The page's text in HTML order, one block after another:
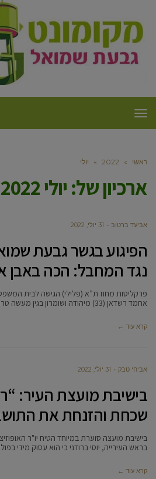
תפריט
ראשי »
2022
» יולי
ארכיון של:יולי 2022
אביעד ברטוב 31 יולי, 2022
הפיגוע בגשר גבעת
נגד המחבל: הכה באבן
פרקליטות מחוז ת”א (פלילי) הגישה לבית
אחמד רשדאן (33) מיהודה ושומרון בגין מעשה טרור
קרא עוד ←
אביחי טבק 31 יולי, 2022
בישיבת מועצת העיר:
שכחת והזנחת את
בישיבת מועצה סוערת במיוחד הטיח יו"ר
בראש העירייה, יוסי ברודני כי הוא עסוק מידי
קרא עוד ←